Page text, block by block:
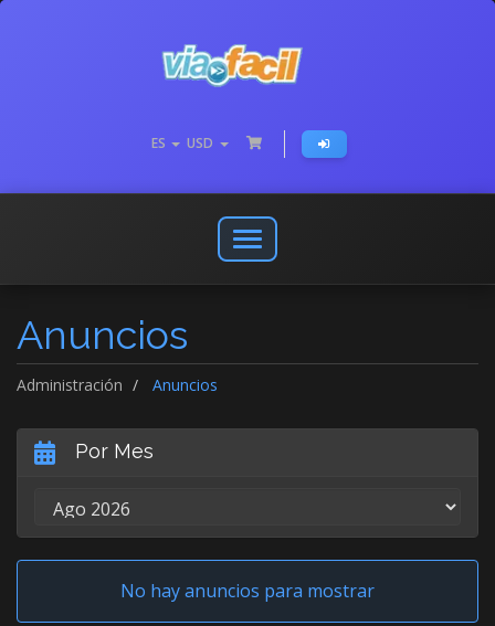
ES USD
Abrir
o
Anuncios
Administración Anuncios
Por Mes
No hay anuncios para mostrar